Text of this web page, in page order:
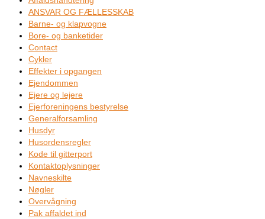
ANSVAR OG FÆLLESSKAB
Barne- og klapvogne
Bore- og banketider
Contact
Cykler
Effekter i opgangen
Ejendommen
Ejere og lejere
Ejerforeningens bestyrelse
Generalforsamling
Husdyr
Husordensregler
Kode til gitterport
Kontaktoplysninger
Navneskilte
Nøgler
Overvågning
Pak affaldet ind